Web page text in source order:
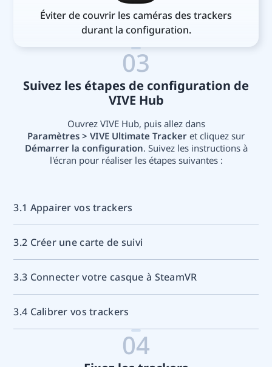
Éviter de couvrir les caméras des trackers
durant la configuration.
03
Suivez les étapes de configuration de
VIVE Hub
Ouvrez VIVE Hub, puis allez dans
Paramètres > VIVE Ultimate Tracker et cliquez sur
Démarrer la configuration. Suivez les instructions à
l'écran pour réaliser les étapes suivantes :
3.1 Appairer vos trackers
3.2 Créer une carte de suivi
3.3 Connecter votre casque à SteamVR
3.4 Calibrer vos trackers
04